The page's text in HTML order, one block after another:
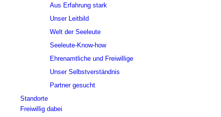
Aus Erfahrung stark
Unser Leitbild
Welt der Seeleute
Seeleute-Know-how
Ehrenamtliche und Freiwillige
Unser Selbstverständnis
Partner gesucht
Standorte
Freiwillig dabei